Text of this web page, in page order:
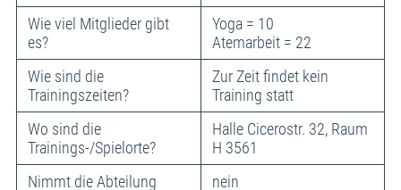
Wie viel Mitglieder gibt
es?
Yoga = 10
Atemarbeit = 22
Wie sind die
Trainingszeiten?
Zur Zeit findet kein
Training statt
Wo sind die
Trainings-/Spielorte?
Halle Cicerostr. 32, Raum
H 3561
Nimmt die Abteilung
nein